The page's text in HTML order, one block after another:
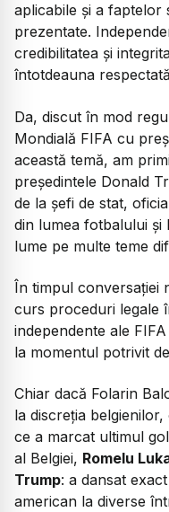
aplicabile și a faptelor
prezentate.
credibilitatea și
întotdeauna
Da, discut în mod
Mondială FIFA cu
această temă, am
președintele Donald
de la șefi de stat,
din lumea fotbalului și
lume pe multe teme
În timpul conversației
curs proceduri legale
independente ale
la momentul potrivit
Chiar dacă Folarin
la discreția
ce a marcat ultimul
al Belgiei, Romelu
Trump: a dansat
american la diverse